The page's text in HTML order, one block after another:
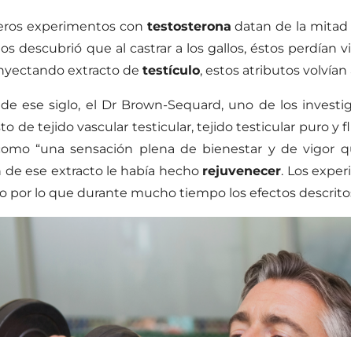
experimentos con testosterona datan de la mitad
descubrió que al castrar a los gallos, éstos perdían
extracto detestículo, estos atributos volvían
ese siglo, el Dr Brown-Sequard, uno de los
de tejido vascular testicular, tejido testicular puro y
“una sensación plena de bienestar y de vigor
de ese extracto le había hecho rejuvenecer. Los
por lo que durante mucho tiempo los efectos